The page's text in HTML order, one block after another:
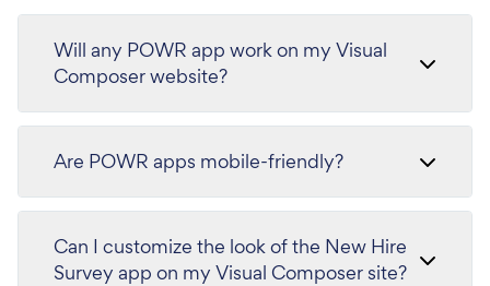
Will any POWR app work on my Visual
Composer website?
Are POWR apps mobile-friendly?
Can I customize the look of the New Hire
Survey app on my Visual Composer site?